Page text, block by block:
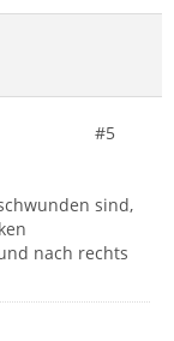
#5
sind,
nach rechts